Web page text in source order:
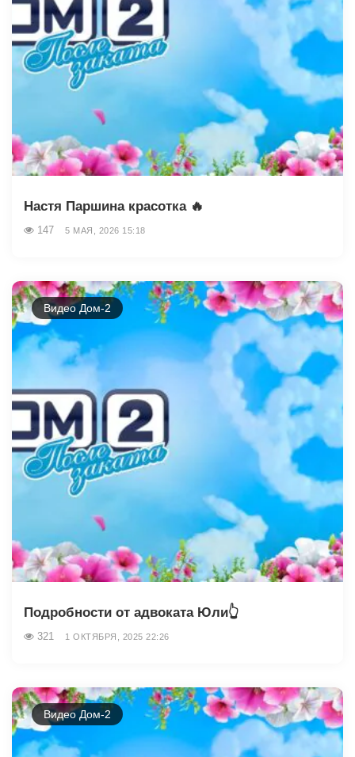
Настя Паршина красотка 🔥
147 5 МАЯ, 2026 15:18
Видео Дом-2
Подробности от адвоката Юли👆
321 1 ОКТЯБРЯ, 2025 22:26
Видео Дом-2